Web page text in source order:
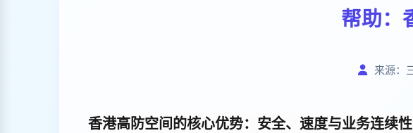
帮助：
来源：
香港高防空间的核心优势：安全、速度与业务连续